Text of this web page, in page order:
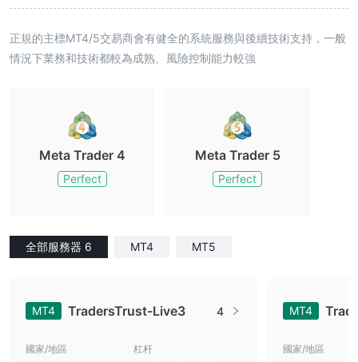
正規的主標MT4/5交易商會有健全的系統服務與後續技術支持，一般
情況下業務和技術都較為成熟、風險控制能力較強
Meta Trader 4
Perfect
Meta Trader 5
Perfect
全部服務器 6 MT4 MT5
MT4 TradersTrust-Live3 4
國家/地區 杠杆
MT4
國家/地區